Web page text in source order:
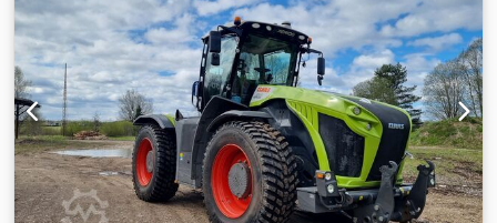
дах (без люку). Шини: Передні: 480/70 R28 Mitas Задні:
580/70 R38 Mitas Передні та задні шини в дуже хорошому
стані. Огляд і вивезення трактора можливі в Німеччині за
попередньою домовленістю.